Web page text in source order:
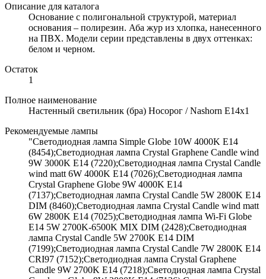
Описание для каталога
Основание с полигональной структурой, материал
основания – полирезин. Аба жур из хлопка, нанесенного
на ПВХ. Модели серии представлены в двух оттенках:
белом и черном.
Остаток
1
Полное наименование
Настенный светильник (бра) Носорог / Nashorn E14х1
Рекомендуемые лампы
"Светодиодная лампа Simple Globe 10W 4000K E14
(8454);Светодиодная лампа Crystal Graphene Candle wind
9W 3000K E14 (7220);Светодиодная лампа Crystal Candle
wind matt 6W 4000K E14 (7026);Светодиодная лампа
Crystal Graphene Globe 9W 4000K E14
(7137);Светодиодная лампа Crystal Candle 5W 2800K E14
DIM (8460);Светодиодная лампа Crystal Candle wind matt
6W 2800K E14 (7025);Светодиодная лампа Wi-Fi Globe
E14 5W 2700K-6500K MIX DIM (2428);Светодиодная
лампа Crystal Candle 5W 2700K E14 DIM
(7199);Светодиодная лампа Crystal Candle 7W 2800K E14
CRI97 (7152);Светодиодная лампа Crystal Graphene
Candle 9W 2700K E14 (7218);Светодиодная лампа Crystal